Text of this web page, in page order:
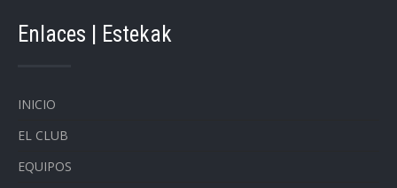
Enlaces | Estekak
INICIO
EL CLUB
EQUIPOS